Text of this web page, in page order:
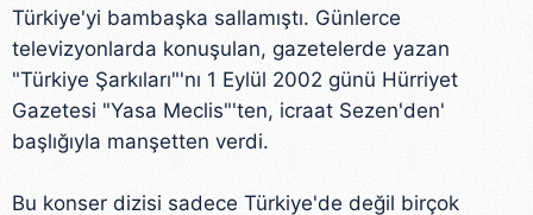
Türkiye'yi bambaşka sallamıştı. Günlerce
televizyonlarda konuşulan, gazetelerde yazan
"Türkiye Şarkıları"'nı 1 Eylül 2002 günü Hürriyet
Gazetesi "Yasa Meclis"'ten, icraat Sezen'den'
başlığıyla manşetten verdi.
Bu konser dizisi sadece Türkiye'de değil birçok